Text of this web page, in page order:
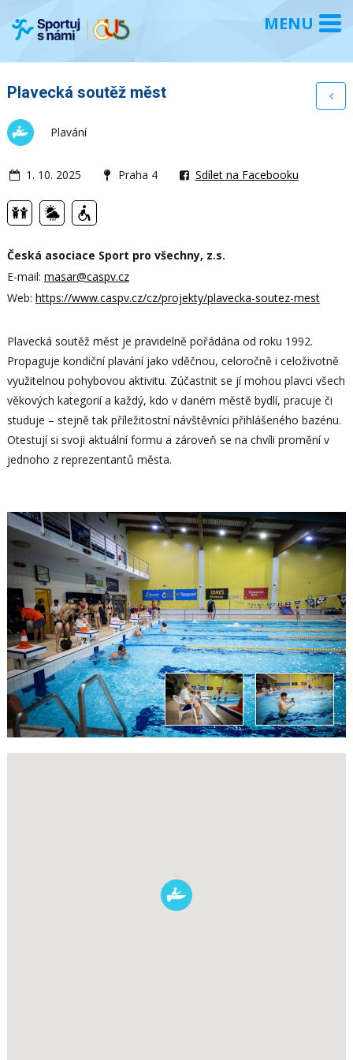
Plavecká soutěž měst
Plavání
1. 10. 2025 Praha 4 Sdílet na Facebooku
Česká asociace Sport pro všechny, z.s.
E-mail: masar@caspv.cz
Web: https://www.caspv.cz/cz/projekty/plavecka-soutez-mest
Plavecká soutěž měst je pravidelně pořádána od roku 1992.
Propaguje kondiční plavání jako vděčnou, celoročně i celoživotně
využitelnou pohybovou aktivitu. Zúčastnit se jí mohou plavci všech
věkových kategorií a každý, kdo v daném městě bydlí, pracuje či
studuje – stejně tak příležitostní návštěvníci přihlášeného bazénu.
Otestují si svoji aktuální formu a zároveň se na chvíli promění v
jednoho z reprezentantů města.